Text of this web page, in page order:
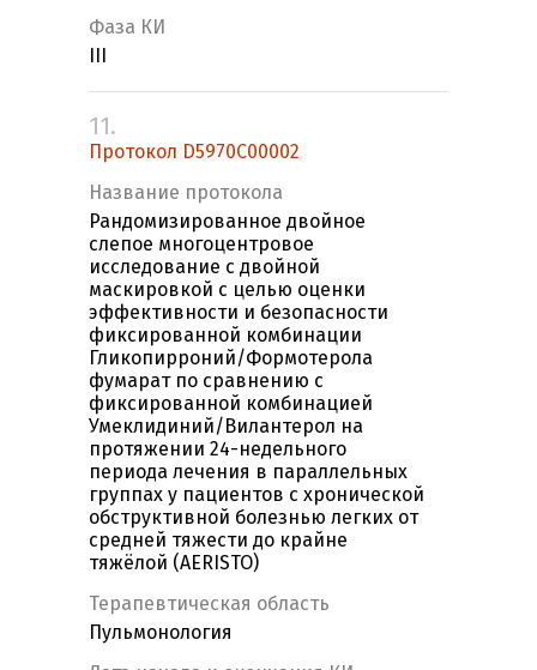
Фаза КИ
11.
Протокол D5970C00002
Название протокола
Рандомизированное двойное
слепое многоцентровое
исследование с двойной
маскировкой с целью оценки
эффективности и безопасности
фиксированной комбинации
Гликопирроний/Формотерола
фумарат по сравнению с
фиксированной комбинацией
Умеклидиний/Вилантерол на
протяжении 24-недельного
периода лечения в параллельных
группах у пациентов с хронической
обструктивной болезнью легких от
средней тяжести до крайне
тяжёлой (AERISTO)
Терапевтическая область
Пульмонология